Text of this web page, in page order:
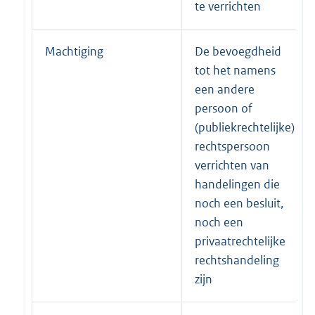
te verrichten
Machtiging
De bevoegdheid
tot het namens
een andere
persoon of
(publiekrechtelijke)
rechtspersoon
verrichten van
handelingen die
noch een besluit,
noch een
privaatrechtelijke
rechtshandeling
zijn